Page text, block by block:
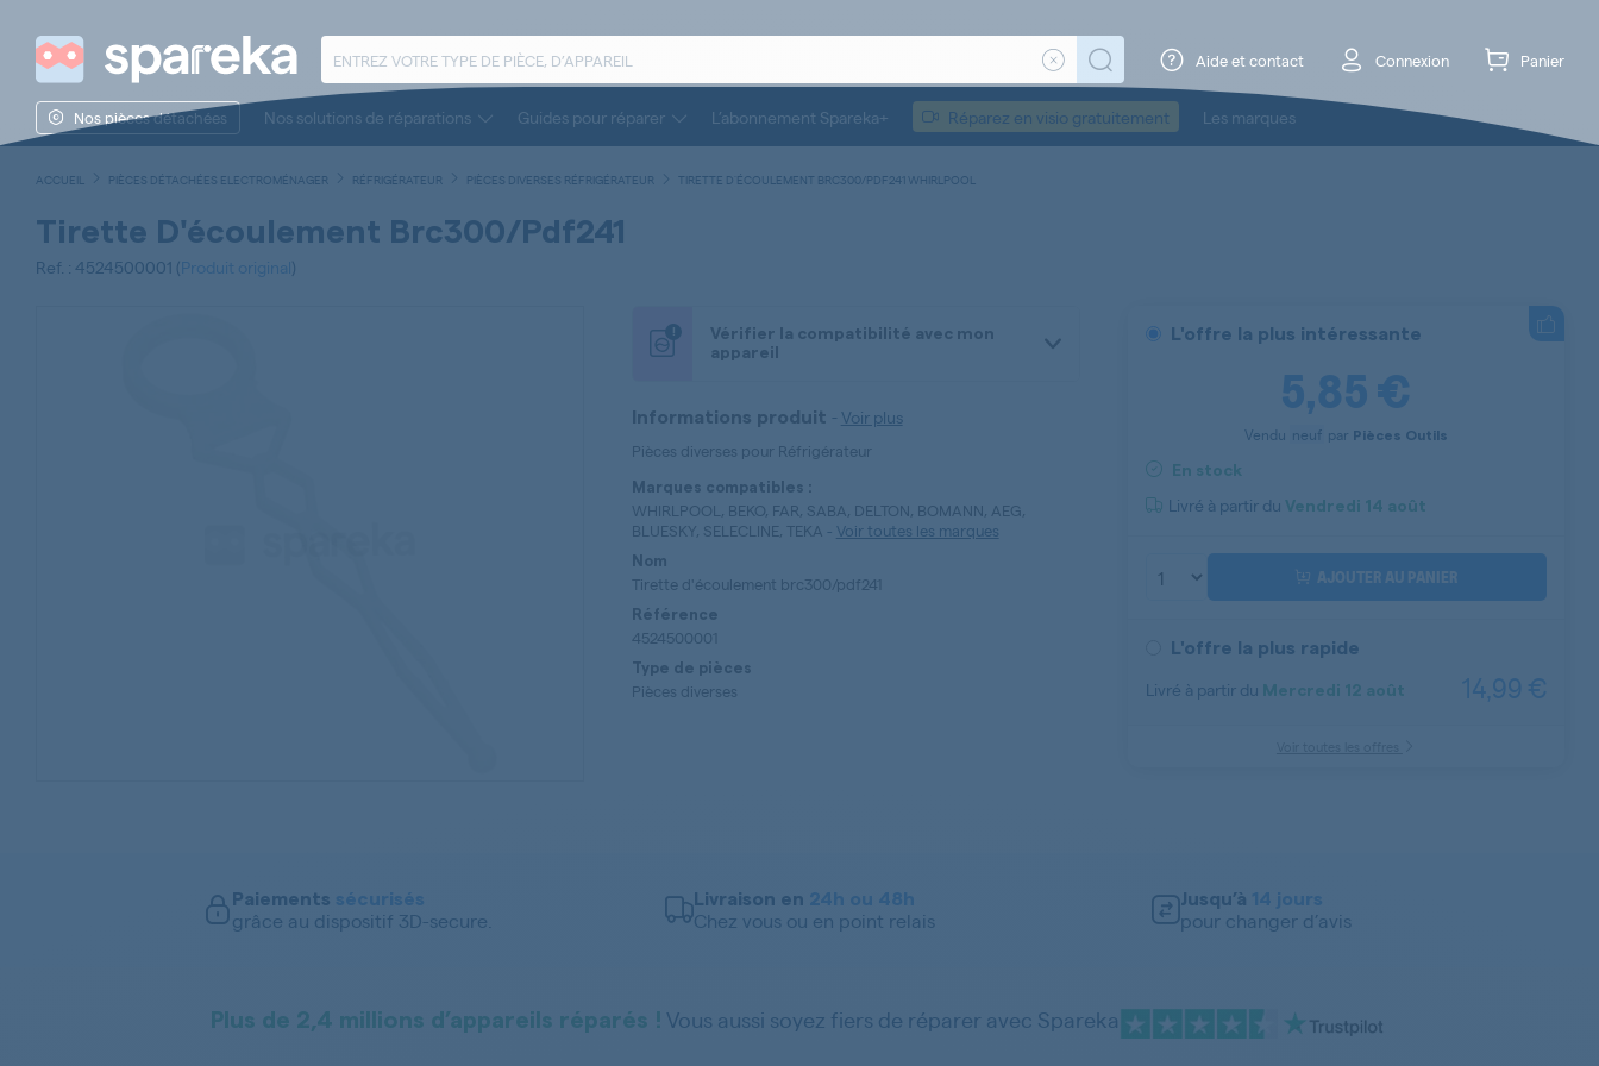
Aide et contact Connexion Panier
Nos pièces détachées Nos solutions de réparations Guides pour réparer L’abonnement Spareka+ Réparez en visio gratuitement Les marques
ACCUEIL PIÈCES DÉTACHÉES ELECTROMÉNAGER RÉFRIGÉRATEUR PIÈCES DIVERSES RÉFRIGÉRATEUR TIRETTE D'ÉCOULEMENT BRC300/PDF241 WHIRLPOOL
Tirette D'écoulement Brc300/pdf241
Ref. : 4524500001 (Produit original)
L'offre la plus intéressante
5,85 €
Vendu neuf par Pièces Outils
En stock
Livré à partir du Vendredi 14 août
AJOUTER AU PANIER
L'offre la plus rapide
Livré à partir du Mercredi 12 août 14,99 €
!
Vérifier la compatibilité avec mon
appareil
Informations produit - Voir plus
Pièces diverses pour Réfrigérateur
Marques compatibles :
WHIRLPOOL, BEKO, FAR, SABA, DELTON, BOMANN, AEG,
BLUESKY, SELECLINE, TEKA - Voir toutes les marques
Nom
Tirette d'écoulement brc300/pdf241
Référence
4524500001
Type de pièces
Pièces diverses
Paiements sécurisés
grâce au dispositif 3D-secure.
Livraison en 24h ou 48h
Chez vous ou en point relais
Jusqu’à 14 jours
pour changer d’avis
Plus de 2,4 millions d’appareils réparés ! Vous aussi soyez fiers de réparer avec Spareka